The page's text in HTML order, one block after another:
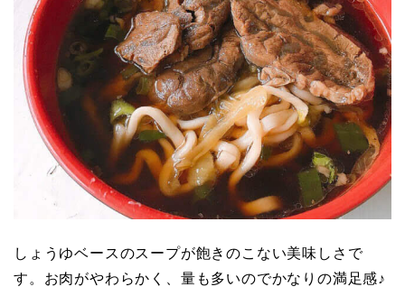
しょうゆベースのスープが飽きのこない美味しさで
す。お肉がやわらかく、量も多いのでかなりの満足感♪